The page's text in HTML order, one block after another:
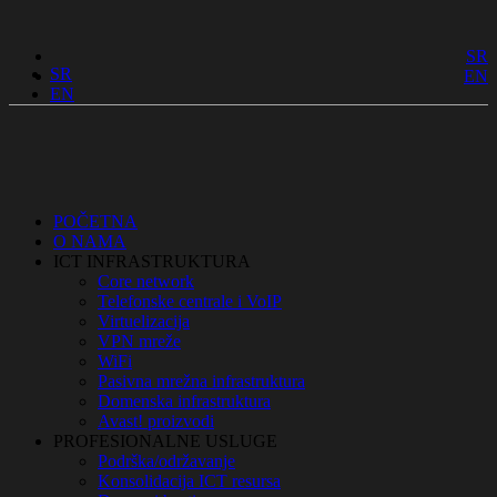
SR
EN
POČETNA
O NAMA
ICT INFRASTRUKTURA
Core network
Telefonske centrale i VoIP
Virtuelizacija
VPN mreže
WiFi
Pasivna mrežna infrastruktura
Domenska infrastruktura
Avast! proizvodi
PROFESIONALNE USLUGE
Podrška/održavanje
Konsolidacija ICT resursa
SR
EN